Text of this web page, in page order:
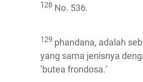
128 No. 536.
129 phandana, adalah
yang sama jenisnya
’butea frondosa.’